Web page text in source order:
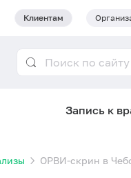
Клиентам
Запись к
ОРВИ-скрин в